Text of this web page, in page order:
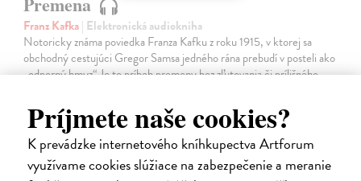
Príjmete naše cookies?
K prevádzke internetového kníhkupectva Artforum
využívame cookies slúžiace na zabezpečenie a meranie
Franz Kafka| Elektronická audiokniha
Notoricky známa poviedka Franza Kafku z roku 1915, v ktorej sa
obchodný cestujúci Gregor Samsa jedného rána prebudí v posteli ako
„odporný hmyz“.Je to príbeh premeny bez zľutovania či prílišného
Na stiahnutie akoMP3
7,00 €